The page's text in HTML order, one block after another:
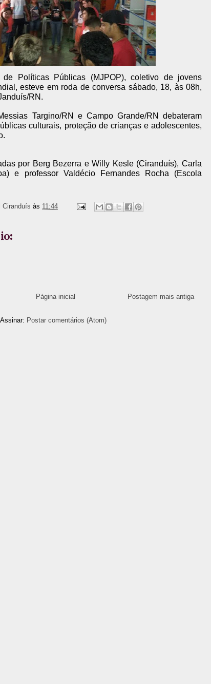
de Políticas Públicas (MJPOP), coletivo de jovens
esteve em roda de conversa sábado, 18, às 08h,
RN.
Targino/RN e Campo Grande/RN debateram
culturais, proteção de crianças e adolescentes,
por Berg Bezerra e Willy Kesle (Ciranduís), Carla
e professor Valdécio Fernandes Rocha (Escola
Ciranduís às 11:44
Postagem mais antiga
Página inicial
Assinar: Postar comentários (Atom)